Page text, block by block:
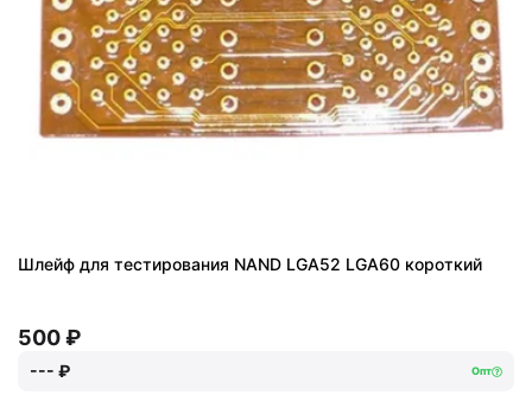
Шлейф для тестирования NAND LGA52 LGA60 короткий
500 ₽
--- ₽ Опт